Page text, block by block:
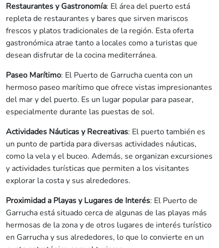
Restaurantes y Gastronomía: El área del puerto está
repleta de restaurantes y bares que sirven mariscos
frescos y platos tradicionales de la región. Esta oferta
gastronómica atrae tanto a locales como a turistas que
desean disfrutar de la cocina mediterránea.
Paseo Marítimo: El Puerto de Garrucha cuenta con un
hermoso paseo marítimo que ofrece vistas impresionantes
del mar y del puerto. Es un lugar popular para pasear,
especialmente durante las puestas de sol.
Actividades Náuticas y Recreativas: El puerto también es
un punto de partida para diversas actividades náuticas,
como la vela y el buceo. Además, se organizan excursiones
y actividades turísticas que permiten a los visitantes
explorar la costa y sus alrededores.
Proximidad a Playas y Lugares de Interés: El Puerto de
Garrucha está situado cerca de algunas de las playas más
hermosas de la zona y de otros lugares de interés turístico
en Garrucha y sus alrededores, lo que lo convierte en un